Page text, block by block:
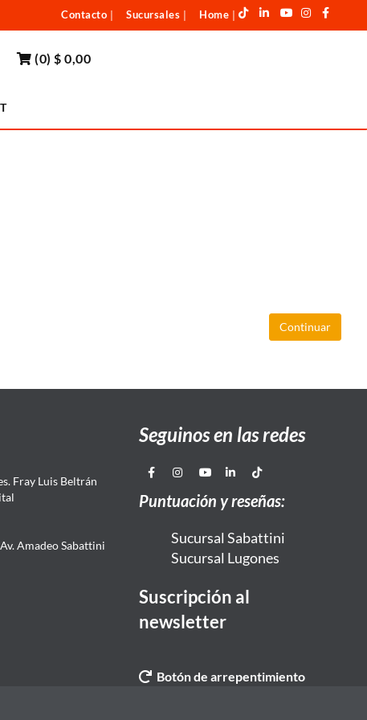
Contacto Sucursales Home
(0)$ 0,00
Continuar
Fray Luis Beltrán
Amadeo Sabattini
Seguinos en las redes
Puntuación y reseñas:
Sucursal Sabattini
Sucursal Lugones
Suscripción al
newsletter
Botón de arrepentimiento